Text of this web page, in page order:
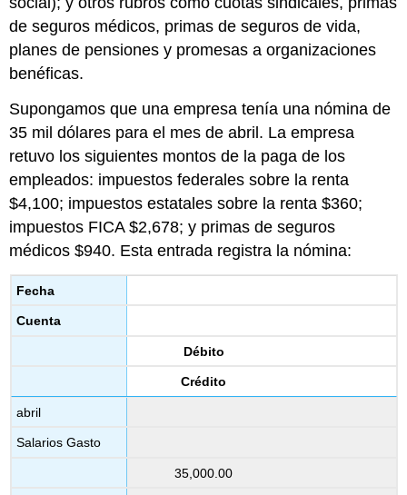
de seguros médicos, primas de seguros de vida,
planes de pensiones y promesas a organizaciones
benéficas.
Supongamos que una empresa tenía una nómina de
35 mil dólares para el mes de abril. La empresa
retuvo los siguientes montos de la paga de los
empleados: impuestos federales sobre la renta
$4,100; impuestos estatales sobre la renta $360;
impuestos FICA $2,678; y primas de seguros
médicos $940. Esta entrada registra la nómina:
Fecha
Cuenta
Débito
Crédito
abril
Salarios Gasto
35,000.00